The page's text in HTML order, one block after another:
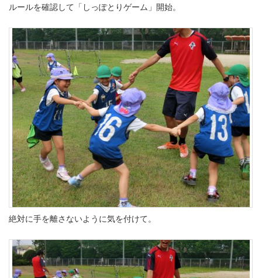
ルールを確認して「しっぽとりゲーム」開始。
絶対に手を離さないように気を付けて。